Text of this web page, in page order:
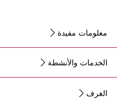
معلومات مفيدة
الخدمات والأنشطة
الغرف